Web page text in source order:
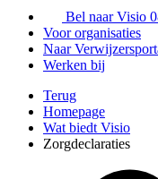
Bel naar Visio
Voor organisaties
Naar
Werken bij
Terug
Homepage
Wat biedt Visio
Zorgdeclaraties